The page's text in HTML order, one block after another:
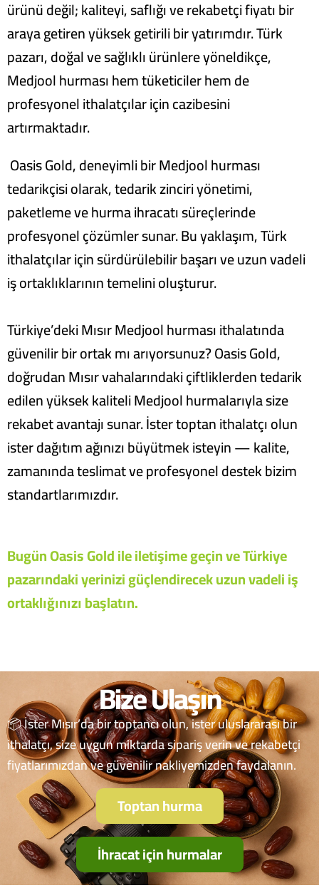
ürünü değil; kaliteyi, saflığı ve rekabetçi fiyatı bir
araya getiren yüksek getirili bir yatırımdır. Türk
pazarı, doğal ve sağlıklı ürünlere yöneldikçe,
Medjool hurması hem tüketiciler hem de
profesyonel ithalatçılar için cazibesini
artırmaktadır.
Oasis Gold, deneyimli bir Medjool hurması
tedarikçisi olarak, tedarik zinciri yönetimi,
paketleme ve hurma ihracatı süreçlerinde
profesyonel çözümler sunar. Bu yaklaşım, Türk
ithalatçılar için sürdürülebilir başarı ve uzun vadeli
iş ortaklıklarının temelini oluşturur.
Türkiye’deki Mısır Medjool hurması ithalatında
güvenilir bir ortak mı arıyorsunuz? Oasis Gold,
doğrudan Mısır vahalarındaki çiftliklerden tedarik
edilen yüksek kaliteli Medjool hurmalarıyla size
rekabet avantajı sunar. İster toptan ithalatçı olun
ister dağıtım ağınızı büyütmek isteyin — kalite,
zamanında teslimat ve profesyonel destek bizim
standartlarımızdır.
Bugün Oasis Gold ile iletişime geçin ve Türkiye
pazarındaki yerinizi güçlendirecek uzun vadeli iş
ortaklığınızı başlatın.
Bize Ulaşın
📦 İster Mısır’da bir toptancı olun, ister uluslararası bir
ithalatçı, size uygun miktarda sipariş verin ve rekabetçi
fiyatlarımızdan ve güvenilir nakliyemizden faydalanın.
Toptan hurma
İhracat için hurmalar